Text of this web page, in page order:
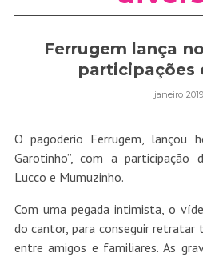
Ferrugem lança
participações
janeiro 2019
O pagoderio Ferrugem, lançou
Garotinho”, com a participação
Lucco e Mumuzinho.
Com uma pegada intimista, o
do cantor, para conseguir retratar
entre amigos e familiares. As